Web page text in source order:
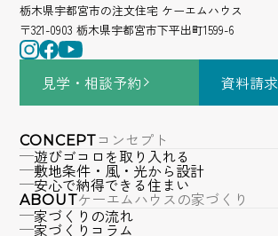
栃木県宇都宮市の注文住宅 ケーエムハウス
〒321-0903 栃木県宇都宮市下平出町1599-6
見学・相談予約 資料請求
CONCEPTコンセプト
遊びゴコロを取り入れる
敷地条件・風・光から設計
安心で納得できる住まい
ABOUTケーエムハウスの家づくり
家づくりの流れ
家づくりコラム